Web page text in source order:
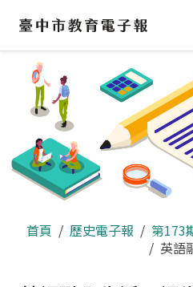
區
首頁 歷史電子報
第173
英語